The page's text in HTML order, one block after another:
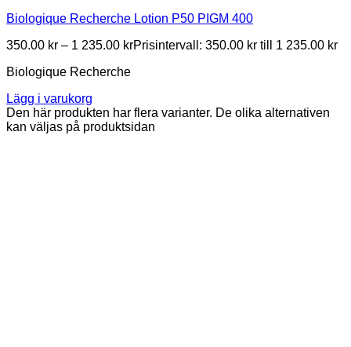
Biologique Recherche Lotion P50 PIGM 400
350.00 kr – 1 235.00 krPrisintervall: 350.00 kr till 1 235.00 kr
Biologique Recherche
Lägg i varukorg
Den här produkten har flera varianter. De olika alternativen
kan väljas på produktsidan